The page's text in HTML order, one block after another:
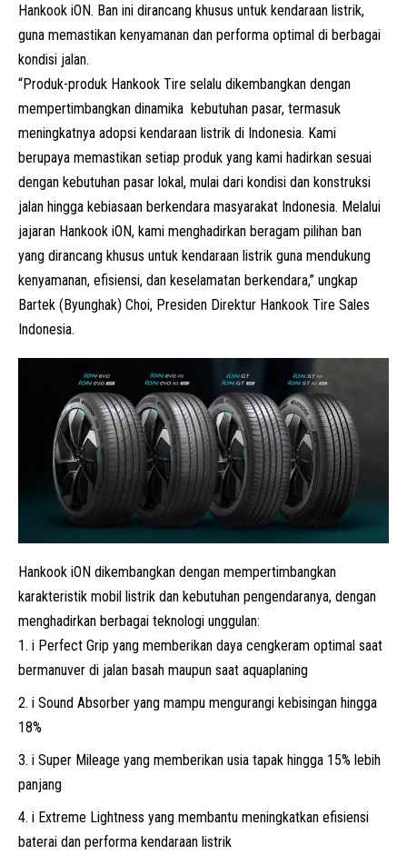
Hankook iON. Ban ini dirancang khusus untuk kendaraan listrik,
guna memastikan kenyamanan dan performa optimal di berbagai
kondisi jalan.
“Produk-produk Hankook Tire selalu dikembangkan dengan
mempertimbangkan dinamika kebutuhan pasar, termasuk
meningkatnya adopsi kendaraan listrik di Indonesia. Kami
berupaya memastikan setiap produk yang kami hadirkan sesuai
dengan kebutuhan pasar lokal, mulai dari kondisi dan konstruksi
jalan hingga kebiasaan berkendara masyarakat Indonesia. Melalui
jajaran Hankook iON, kami menghadirkan beragam pilihan ban
yang dirancang khusus untuk kendaraan listrik guna mendukung
kenyamanan, efisiensi, dan keselamatan berkendara,” ungkap
Bartek (Byunghak) Choi, Presiden Direktur Hankook Tire Sales
Indonesia.
Hankook iON dikembangkan dengan mempertimbangkan
karakteristik mobil listrik dan kebutuhan pengendaranya, dengan
menghadirkan berbagai teknologi unggulan:
i Perfect Grip yang memberikan daya cengkeram optimal saat
bermanuver di jalan basah maupun saat aquaplaning
i Sound Absorber yang mampu mengurangi kebisingan hingga
18%
i Super Mileage yang memberikan usia tapak hingga 15% lebih
panjang
i Extreme Lightness yang membantu meningkatkan efisiensi
baterai dan performa kendaraan listrik